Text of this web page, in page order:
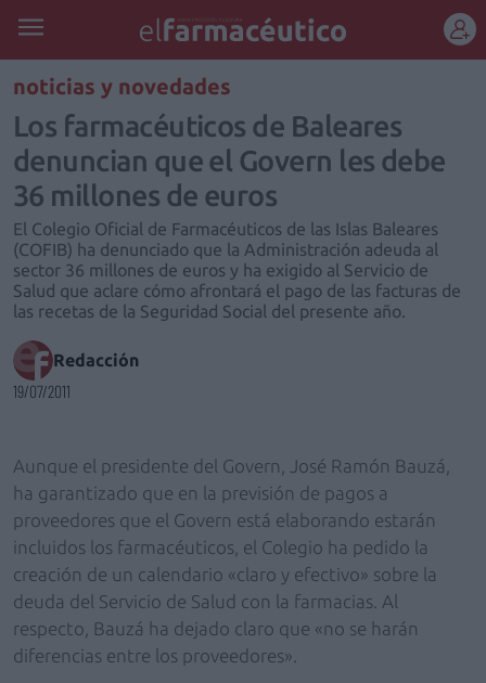
REGÍSTRATE
noticias y novedades
Los farmacéuticos de Baleares
denuncian que el Govern les debe
36 millones de euros
El Colegio Oficial de Farmacéuticos de las Islas Baleares
(COFIB) ha denunciado que la Administración adeuda al
sector 36 millones de euros y ha exigido al Servicio de
Salud que aclare cómo afrontará el pago de las facturas de
las recetas de la Seguridad Social del presente año.
Redacción
19/07/2011
Aunque el presidente del Govern, José Ramón Bauzá,
ha garantizado que en la previsión de pagos a
proveedores que el Govern está elaborando estarán
incluidos los farmacéuticos, el Colegio ha pedido la
creación de un calendario «claro y efectivo» sobre la
deuda del Servicio de Salud con la farmacias. Al
respecto, Bauzá ha dejado claro que «no se harán
diferencias entre los proveedores».